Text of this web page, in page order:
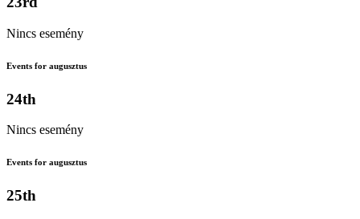
Nincs esemény
Events for augusztus
24th
Nincs esemény
Events for augusztus
25th